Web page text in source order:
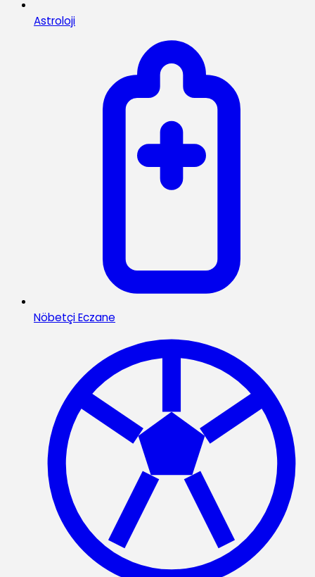
Astroloji
Nöbetçi Eczane